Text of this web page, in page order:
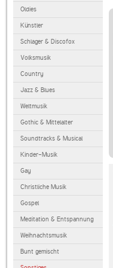
Oldies
Künstler
Schlager & Discofox
Volksmusik
Country
Jazz & Blues
Weltmusik
Gothic & Mittelalter
Soundtracks & Musical
Kinder-Musik
Gay
Christliche Musik
Gospel
Meditation & Entspannung
Weihnachtsmusik
Bunt gemischt